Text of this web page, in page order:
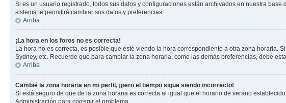
Si es un usuario registrado, todos sus datos y configuraciones están archivados en nuestra
sistema le permitirá cambiar sus datos y preferencias.
Arriba
¡La hora en los foros no es correcta!
La hora no es correcta, es posible que esté viendo la hora correspondiente a otra zona horaria.
Sydney, etc. Recuerde que para cambiar la zona horaria, como las demás preferencias, debe
Arriba
Cambié la zona horaria en mi perfil, ¡pero el tiempo sigue siendo incorrecto!
Si está seguro de que de la zona horaria es correcta al igual que el horario de verano
Administración para corregir el problema.